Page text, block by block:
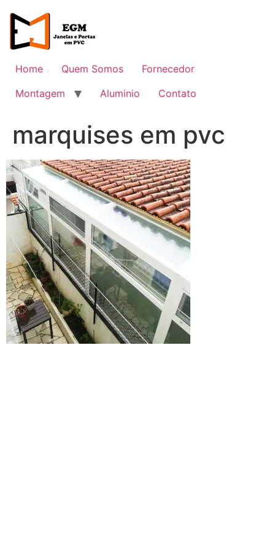
para
conteúdo
Home
Quem Somos
Fornecedor
Montagem
Aluminio Contato
marquises em pvc